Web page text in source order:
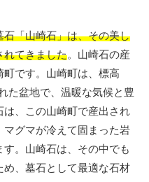
「山崎石」は、その美し
れてきました。山崎石の産
です。山崎町は、標高
た盆地で、温暖な気候と豊
、この山崎町で産出され
マグマが冷えて固まった岩
。山崎石は、その中でも
、墓石として最適な石材